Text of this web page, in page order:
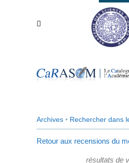
Archives • Rechercher dans
Retour aux recensions du
résultats de